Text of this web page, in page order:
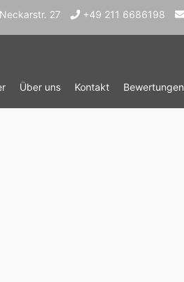
Neckarstr. 27 +49 211 6686198
Über uns Kontakt Bewertungen